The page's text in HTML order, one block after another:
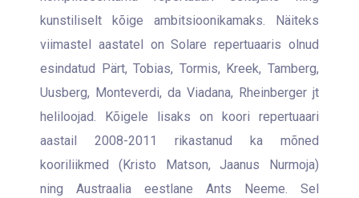
kunstiliselt kõige ambitsioonikamaks. Näiteks
viimastel aastatel on Solare repertuaaris olnud
esindatud Pärt, Tobias, Tormis, Kreek, Tamberg,
Uusberg, Monteverdi, da Viadana, Rheinberger jt
heliloojad. Kõigele lisaks on koori repertuaari
aastail 2008-2011 rikastanud ka mõned
kooriliikmed (Kristo Matson, Jaanus Nurmoja)
ning Austraalia eestlane Ants Neeme. Sel